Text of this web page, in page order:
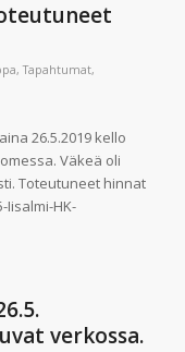
,Tapahtumat,
26.5.2019 kello
Väkeä oli
Toteutuneet hinnat
Iisalmi-HK-
verkossa.